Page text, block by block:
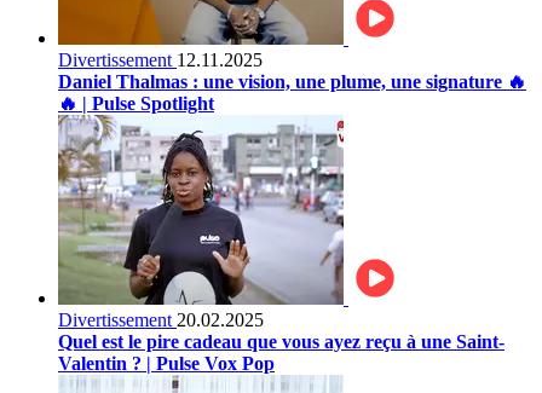
Divertissement 12.11.2025
Daniel Thalmas : une vision, une plume, une signature 🔥
🔥 | Pulse Spotlight
Divertissement 20.02.2025
Quel est le pire cadeau que vous ayez reçu à une Saint-
Valentin ? | Pulse Vox Pop